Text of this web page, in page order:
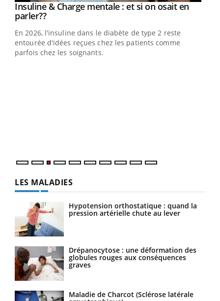
Youtube
Insuline & Charge mentale : et si on osait en
parler??Youtube
En 2026, l'insuline dans le diabète de type 2 reste
entourée d'idées reçues chez les patients comme
parfois chez les soignants.
LES MALADIES
Hypotension orthostatique : quand la
pression artérielle chute au lever
Drépanocytose : une déformation des
globules rouges aux conséquences
graves
Maladie de Charcot (Sclérose latérale